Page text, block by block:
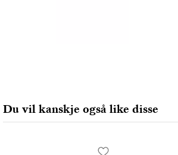
Du vil kanskje også like disse